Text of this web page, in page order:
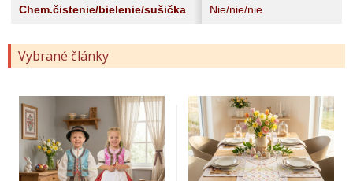
Chem.čistenie/bielenie/sušička Nie/nie/nie
Vybrané články